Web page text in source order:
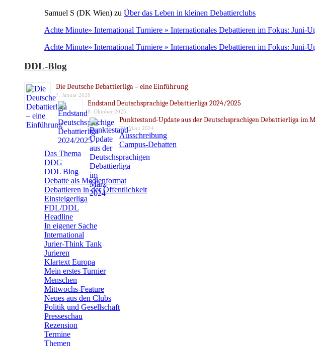
Samuel S (DK Wien) zu Über das Leben in kleinen Debattierclubs
Achte Minute» International Turniere » Internationales Debattieren im Fokus: Juni-
Achte Minute» International Turniere » Internationales Debattieren im Fokus: Juni-
DDL-Blog
Die Deutsche Debattierliga – eine Einführung
7. Januar 2026
Endstand Deutschsprachige Debattierliga 2024/2025
8. Oktober 2025
Punktestand-Update aus der Deutschsprachigen Debattierliga im
20. März 2024
Ausschreibung
Campus-Debatten
Das Thema
DDG
DDL Blog
Debatte als Medienformat
Debattieren in der Öffentlichkeit
Einsteigerliga
FDL/DDL
Headline
In eigener Sache
International
Jurier-Think Tank
Jurieren
Klartext Europa
Mein erstes Turnier
Menschen
Mittwochs-Feature
Neues aus den Clubs
Politik und Gesellschaft
Presseschau
Rezension
Termine
Themen